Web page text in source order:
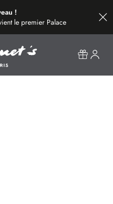
!
le premier Palace
du monde.